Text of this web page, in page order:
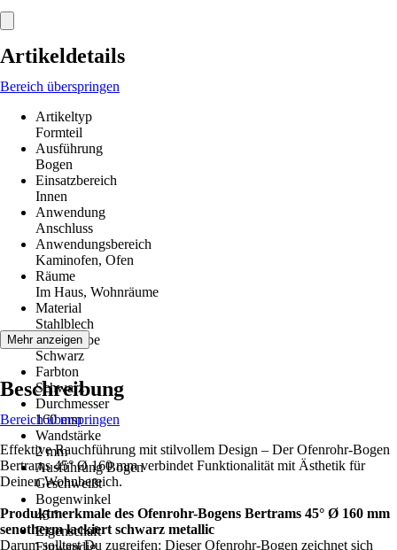
Artikeldetails
Bereich überspringen
Artikeltyp
Formteil
Ausführung
Bogen
Einsatzbereich
Innen
Anwendung
Anschluss
Anwendungsbereich
Kaminofen, Ofen
Räume
Im Haus, Wohnräume
Material
Stahlblech
Grundfarbe
Schwarz
Farbton
Schwarz
Durchmesser
160 mm
Wandstärke
2 mm
Ausführung Bogen
Geschweißt
Bogenwinkel
45 °
Eigenschaft
Einwandig
Mehr anzeigen
Beschreibung
Bereich überspringen
Effektive Rauchführung mit stilvollem Design – Der Ofenrohr-Bogen
Bertrams 45° Ø 160 mm verbindet Funktionalität mit Ästhetik für
Deinen Wohnbereich.
Produktmerkmale des Ofenrohr-Bogens Bertrams 45° Ø 160 mm
senotherm lackiert schwarz metallic
Darum solltest Du zugreifen: Dieser Ofenrohr-Bogen zeichnet sich